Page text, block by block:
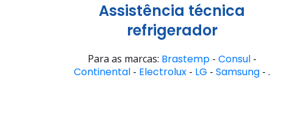
Assistência técnica
refrigerador
Para as marcas: Brastemp- Consul-
Continental - Electrolux - LG - Samsung - .